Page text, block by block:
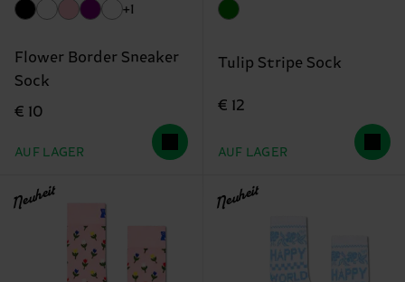
+1
Flower Border Sneaker
Sock
€ 10
AUF LAGER
Tulip Stripe Sock
€ 12
AUF LAGER
Neuheit Neuheit